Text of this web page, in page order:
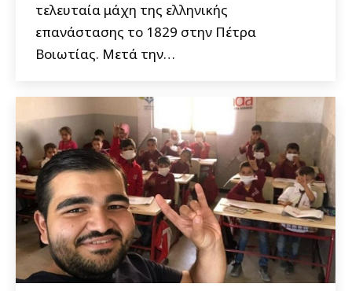
τελευταία μάχη της ελληνικής
επανάστασης το 1829 στην Πέτρα
Βοιωτίας. Μετά την…